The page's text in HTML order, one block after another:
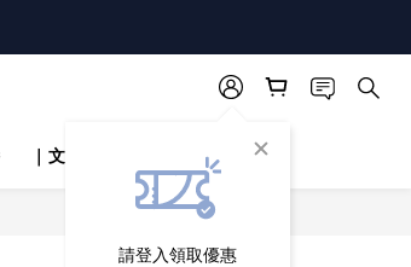
請登入領取優惠
｜文章分享